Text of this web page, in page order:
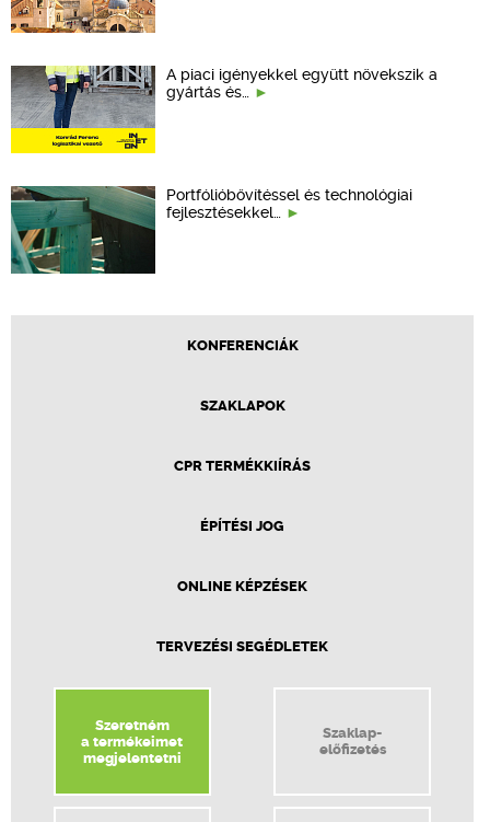
A piaci igényekkel együtt növekszik a
gyártás és…
Portfólióbővítéssel és technológiai
fejlesztésekkel…
KONFERENCIÁK
SZAKLAPOK
CPR TERMÉKKIÍRÁS
ÉPÍTÉSI JOG
ONLINE KÉPZÉSEK
TERVEZÉSI SEGÉDLETEK
Szeretném
a termékeimet
megjelentetni
Szaklap-
előfizetés